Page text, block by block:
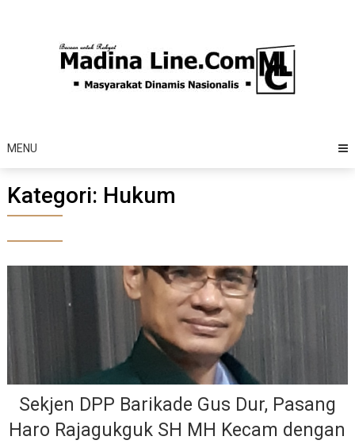
MENU
Kategori: Hukum
Sekjen DPP Barikade Gus Dur, Pasang
Haro Rajagukguk SH MH Kecam dengan